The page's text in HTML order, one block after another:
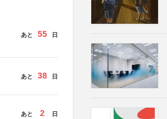
あと 55 日
あと 38 日
あと 2 日